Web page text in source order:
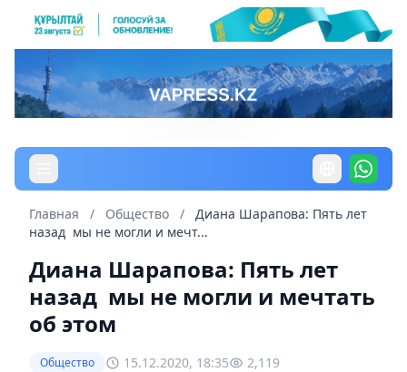
Главная / Общество /
Диана Шарапова: Пять лет
назад мы не могли и мечт...
Диана Шарапова: Пять лет
назад мы не могли и мечтать
об этом
Общество 15.12.2020, 18:35 2,119